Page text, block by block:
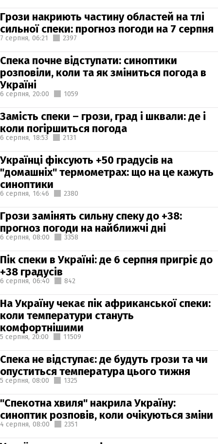
Грози накриють частину областей на тлі
сильної спеки: прогноз погоди на 7 серпня
7 серпня, 06:21 2397
Спека почне відступати: синоптики
розповіли, коли та як зміниться погода в
Україні
6 серпня, 20:00 1059
Замість спеки – грози, град і шквали: де і
коли погіршиться погода
6 серпня, 18:53 2131
Українці фіксують +50 градусів на
"домашніх" термометрах: що на це кажуть
синоптики
6 серпня, 16:46 2380
Грози замінять сильну спеку до +38:
прогноз погоди на найближчі дні
6 серпня, 08:00 3358
Пік спеки в Україні: де 6 серпня пригріє до
+38 градусів
6 серпня, 06:40 842
На Україну чекає пік африканської спеки:
коли температури стануть
комфортнішими
5 серпня, 20:00 11509
Спека не відступає: де будуть грози та чи
опуститься температура цього тижня
5 серпня, 08:00 1325
"Спекотна хвиля" накрила Україну:
синоптик розповів, коли очікуються зміни
4 серпня, 08:00 2351